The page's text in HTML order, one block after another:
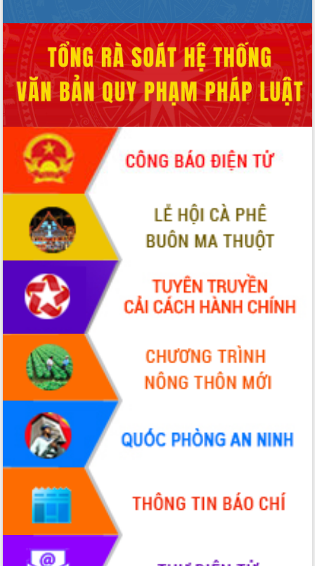
hành cùng nông dân dân, doanh nghiệp
Giai đoạn 2026-2030, Đắk Lắk phấn
đấu có 77% xã đạt chuẩn nông thôn
mới
Chuyển đổi số 'mở đường' cho nông
nghiệp Đắk Lắk tăng trưởng bứt phá
Triển khai đồng bộ đo đạc, lập hồ sơ
địa chính, hoàn thiện cơ sở dữ liệu đất
đai
Ứng dụng sinh trắc học - Bước tiến
trong hành trình chuyển đổi số tại Đắk
Đắk Lắk nâng cao hiệu quả công tác
Đảng từ Sổ tay đảng viên điện tử
Đắk Lắk đẩy mạnh nuôi biển công
nghệ, hướng tới phát triển thủy sản
bền vững
Tập huấn nâng cao năng lực triển khai
chuyển đổi số cho cán bộ, công chức
Đắk Lắk phát động hưởng ứng Ngày
Quyền của người tiêu dùng Việt Nam
2026
Đẩy mạnh cải cách hành chính, quyết
tâm đạt được mục tiêu tăng trưởng
hai con số trong năm 2026
Tổ chức trang trọng Lễ hội Đền thờ
Lương Văn Chánh năm 2026
Phó Bí thư Tỉnh ủy Đắk Lắk Đỗ Hữu
Huy giữ chức Bí thư Đảng ủy Ủy Ban
Nhân dân tỉnh
Bệnh án điện tử thúc đẩy chuyển đổi
số y tế tại Đắk Lắk
Chuyển đổi số thư viện: Mở rộng
không gian tri thức trong thời đại số